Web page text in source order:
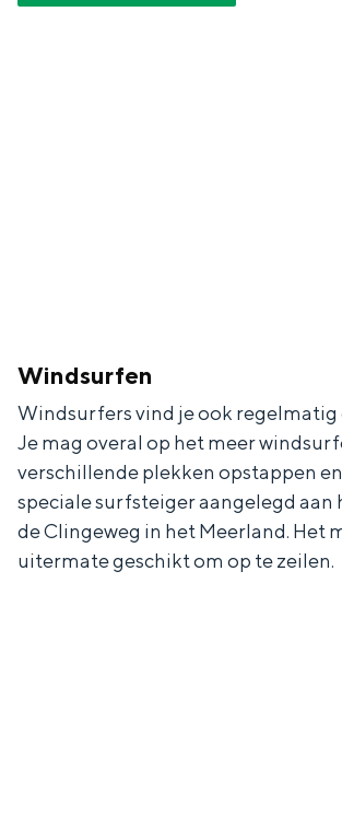
d
s
Windsurfen
Windsurfers vind je ook regelmatig
Je mag overal op het meer
verschillende plekken opstappen en
speciale surfsteiger aangelegd aan
de Clingeweg in het Meerland. Het
uitermate geschikt om op te zeilen.